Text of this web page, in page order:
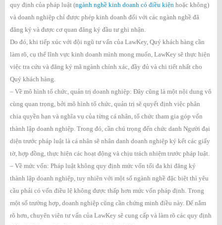
quy định của pháp luật (ngành nghề kinh doanh có điều kiện hoặc không)
và doanh nghiệp chỉ được phép kinh doanh đối với các ngành nghề đã
đăng ký và được cơ quan đăng ký đầu tư ghi nhận.
Do đó, khi tiếp xúc với đội ngũ tư vấn của LawKey, Quý khách hàng cần
làm rõ, cụ thể lĩnh vực kinh doanh mình mong muốn, LawKey sẽ thực hiện
việc tra cứu và đăng ký mã ngành chính xác, đầy đủ và chi tiết nhất cho
Quý khách hàng.
– Về mô hình tổ chức, quản trị doanh nghiệp: Đây cũng là một nội dung vô
cùng quan trọng, bởi mô hình tổ chức, quản trị sẽ quyết định việc phân
chia quyền hạn và nghĩa vụ của từng cá nhân, tổ chức tham gia góp vốn
thành lập doanh nghiệp. Trong đó, cần chú trọng đến chức danh Người đại
diện trước pháp luật là cá nhân sẽ nhân danh doanh nghiệp ký kết các giấy
tờ, hợp đồng, thực hiện các hoạt động và chịu trách nhiệm trước pháp luật.
– Về mức vốn: Pháp luật không quy định mức vốn tối đa khi đăng ký
thành lập doanh nghiệp, tuy nhiên với một số ngành nghề đặc biệt thì yêu
cầu phải có vốn điều lệ không được thấp hơn mức vốn pháp định. Trong
một số trường hợp, doanh nghiệp cũng cần chứng minh điều này. Để nắm
rõ hơn, chuyên viên tư vấn của LawKey sẽ cung cấp và làm rõ các quy định